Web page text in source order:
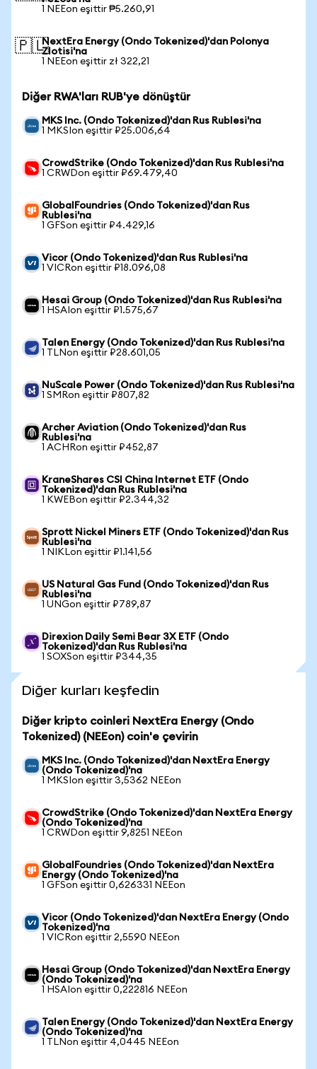
1 NEEon eşittir ₱5.260,91
🇵🇱NextEra Energy (Ondo Tokenized)'dan Polonya
Zlotisi'na
1 NEEon eşittir zł 322,21
Diğer RWA'ları RUB'ye dönüştür
MKS Inc. (Ondo Tokenized)'dan Rus Rublesi'na
1 MKSIon eşittir ₽25.006,64
CrowdStrike (Ondo Tokenized)'dan Rus Rublesi'na
1 CRWDon eşittir ₽69.479,40
GlobalFoundries (Ondo Tokenized)'dan Rus
Rublesi'na
1 GFSon eşittir ₽4.429,16
Vicor (Ondo Tokenized)'dan Rus Rublesi'na
1 VICRon eşittir ₽18.096,08
Hesai Group (Ondo Tokenized)'dan Rus Rublesi'na
1 HSAIon eşittir ₽1.575,67
Talen Energy (Ondo Tokenized)'dan Rus Rublesi'na
1 TLNon eşittir ₽28.601,05
NuScale Power (Ondo Tokenized)'dan Rus Rublesi'na
1 SMRon eşittir ₽807,82
Archer Aviation (Ondo Tokenized)'dan Rus
Rublesi'na
1 ACHRon eşittir ₽452,87
KraneShares CSI China Internet ETF (Ondo
Tokenized)'dan Rus Rublesi'na
1 KWEBon eşittir ₽2.344,32
Sprott Nickel Miners ETF (Ondo Tokenized)'dan Rus
Rublesi'na
1 NIKLon eşittir ₽1.141,56
US Natural Gas Fund (Ondo Tokenized)'dan Rus
Rublesi'na
1 UNGon eşittir ₽789,87
Direxion Daily Semi Bear 3X ETF (Ondo
Tokenized)'dan Rus Rublesi'na
1 SOXSon eşittir ₽344,35
Diğer kurları keşfedin
Diğer kripto coinleri NextEra Energy (Ondo
Tokenized) (NEEon) coin'e çevirin
MKS Inc. (Ondo Tokenized)'dan NextEra Energy
(Ondo Tokenized)'na
1 MKSIon eşittir 3,5362 NEEon
CrowdStrike (Ondo Tokenized)'dan NextEra Energy
(Ondo Tokenized)'na
1 CRWDon eşittir 9,8251 NEEon
GlobalFoundries (Ondo Tokenized)'dan NextEra
Energy (Ondo Tokenized)'na
1 GFSon eşittir 0,626331 NEEon
Vicor (Ondo Tokenized)'dan NextEra Energy (Ondo
Tokenized)'na
1 VICRon eşittir 2,5590 NEEon
Hesai Group (Ondo Tokenized)'dan NextEra Energy
(Ondo Tokenized)'na
1 HSAIon eşittir 0,222816 NEEon
Talen Energy (Ondo Tokenized)'dan NextEra Energy
(Ondo Tokenized)'na
1 TLNon eşittir 4,0445 NEEon